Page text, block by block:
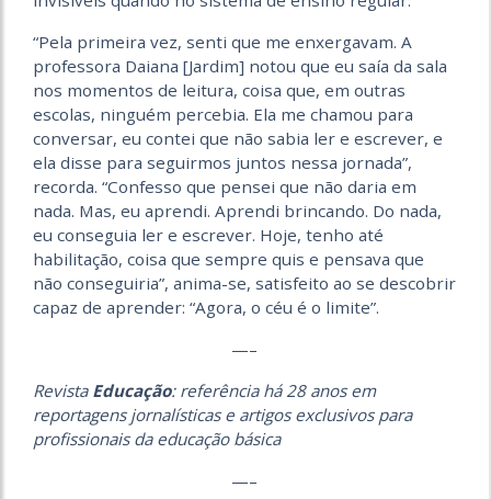
“Pela primeira vez, senti que me enxergavam. A
professora Daiana [Jardim] notou que eu saía da sala
nos momentos de leitura, coisa que, em outras
escolas, ninguém percebia. Ela me chamou para
conversar, eu contei que não sabia ler e escrever, e
ela disse para seguirmos juntos nessa jornada”,
recorda. “Confesso que pensei que não daria em
nada. Mas, eu aprendi. Aprendi brincando. Do nada,
eu conseguia ler e escrever. Hoje, tenho até
habilitação, coisa que sempre quis e pensava que
não conseguiria”, anima-se, satisfeito ao se descobrir
capaz de aprender: “Agora, o céu é o limite”.
—–
Revista Educação: referência há 28 anos em
reportagens jornalísticas e artigos exclusivos para
profissionais da educação básica
—–